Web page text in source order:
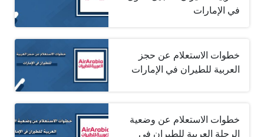
في الإمارات
خطوات الاستعلام عن حجز
العربية للطيران في الإمارات
خطوات الاستعلام عن وضعية
الرحلة العربية للطيران في